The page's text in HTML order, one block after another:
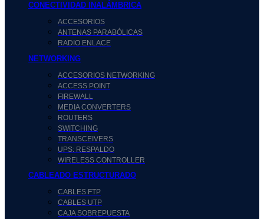
CONECTIVIDAD INALÁMBRICA
ACCESORIOS
ANTENAS PARABÓLICAS
RADIO ENLACE
NETWORKING
ACCESORIOS NETWORKING
ACCESS POINT
FIREWALL
MEDIA CONVERTERS
ROUTERS
SWITCHING
TRANSCEIVERS
UPS: RESPALDO
WIRELESS CONTROLLER
CABLEADO ESTRUCTURADO
CABLES FTP
CABLES UTP
CAJA SOBREPUESTA